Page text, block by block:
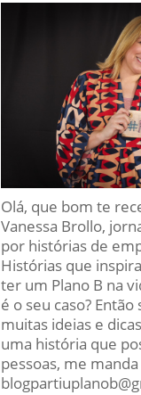
Olá, que bom te
Vanessa Brollo,
por histórias de
Histórias que
ter um Plano B na
é o seu caso?
muitas ideias e
uma história que
pessoas, me